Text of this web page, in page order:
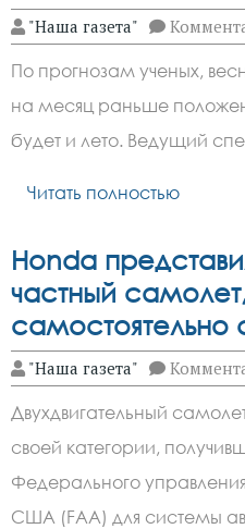
"Наша газета"
По прогнозам ученых,
на месяц раньше
будет и лето. Ведущий
Читать полностью
Honda
частный
самостоятельно
"Наша газета"
Двухдвигательный
своей категории,
Федерального
США (FAA) для системы